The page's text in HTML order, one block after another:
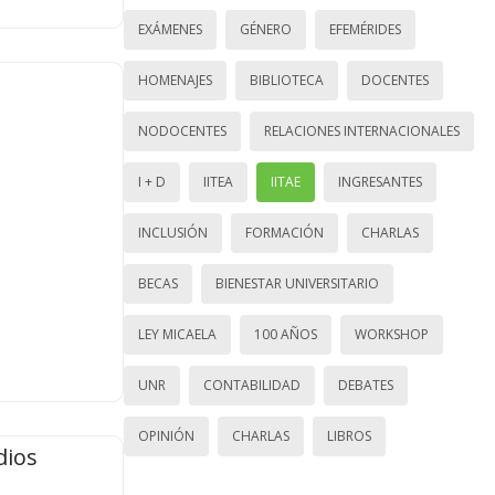
EXÁMENES GÉNERO EFEMÉRIDES
HOMENAJES BIBLIOTECA DOCENTES
NODOCENTES RELACIONES INTERNACIONALES
I + D IITEA IITAE INGRESANTES
INCLUSIÓN FORMACIÓN CHARLAS
BECAS BIENESTAR UNIVERSITARIO
LEY MICAELA 100 AÑOS WORKSHOP
UNR CONTABILIDAD DEBATES
OPINIÓN CHARLAS LIBROS